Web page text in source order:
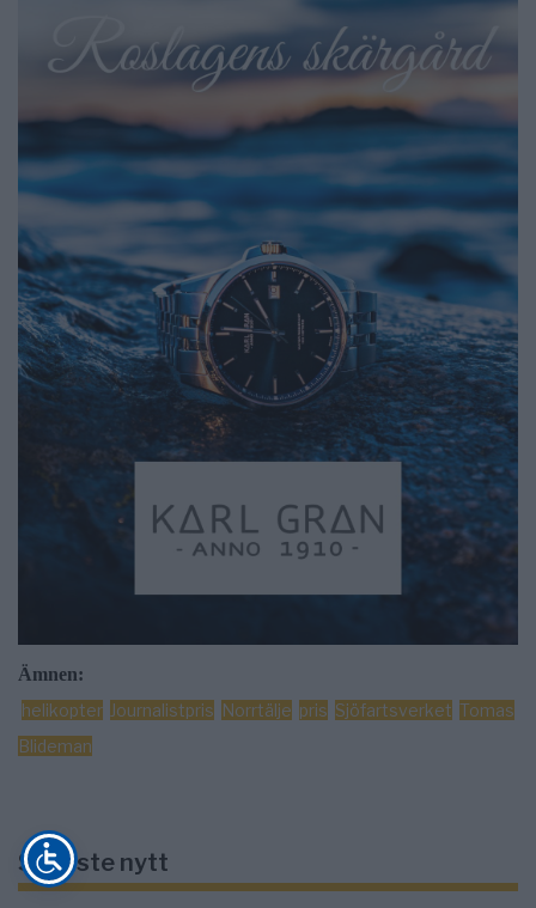
Ämnen:
helikopter Journalistpris Norrtälje pris Sjöfartsverket Tomas
Blideman
Senaste nytt